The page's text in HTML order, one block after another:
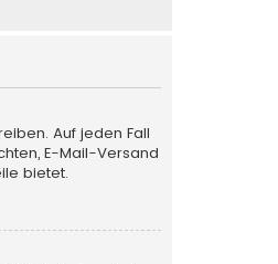
Auf jeden Fall
E-Mail-Versand
bietet.